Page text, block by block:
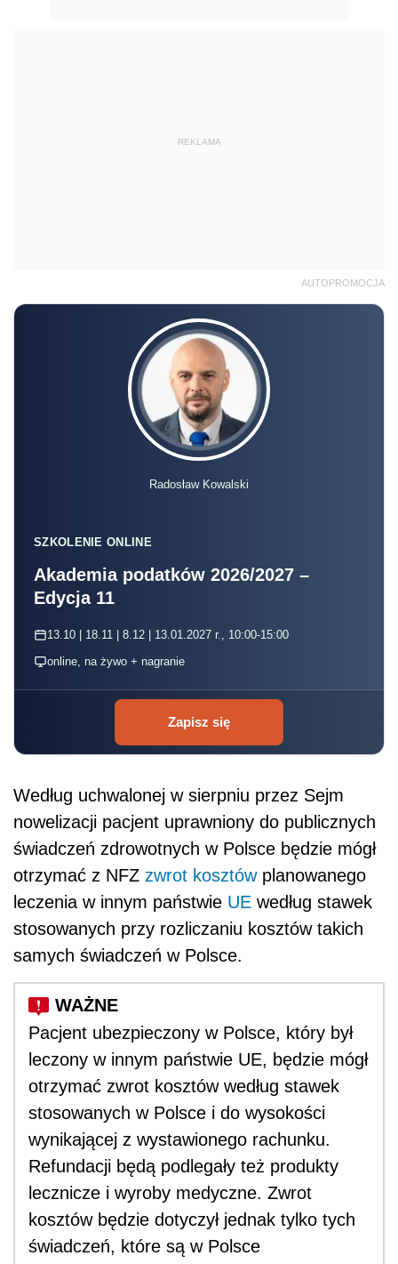
REKLAMA
AUTOPROMOCJA
Radosław Kowalski
SZKOLENIE ONLINE
Akademia podatków 2026/2027 –
Edycja 11
13.10 | 18.11 | 8.12 | 13.01.2027 r., 10:00-15:00
online, na żywo + nagranie
Zapisz się
Według uchwalonej w sierpniu przez Sejm
nowelizacji pacjent uprawniony do publicznych
świadczeń zdrowotnych w Polsce będzie mógł
otrzymać z NFZ zwrot kosztówplanowanego
leczenia w innym państwie UE według stawek
stosowanych przy rozliczaniu kosztów takich
samych świadczeń w Polsce.
Pacjent ubezpieczony w Polsce, który był
leczony w innym państwie UE, będzie mógł
otrzymać zwrot kosztów według stawek
stosowanych w Polsce i do wysokości
wynikającej z wystawionego rachunku.
Refundacji będą podlegały też produkty
lecznicze i wyroby medyczne. Zwrot
kosztów będzie dotyczył jednak tylko tych
świadczeń, które są w Polsce